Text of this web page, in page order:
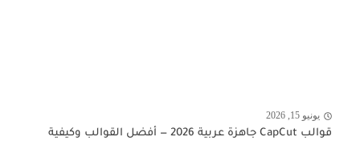
يونيو 15, 2026
قوالب CapCut جاهزة عربية 2026 — أفضل القوالب وكيفية